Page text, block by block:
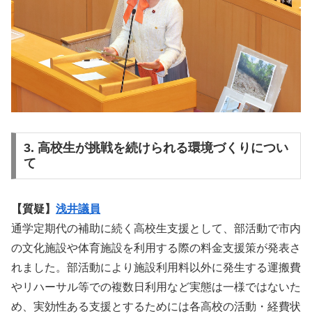
3. 高校生が挑戦を続けられる環境づくりについ
て
【質疑】 浅井議員
通学定期代の補助に続く高校生支援として、部活動で市内
の文化施設や体育施設を利用する際の料金支援策が発表さ
れました。部活動により施設利用料以外に発生する運搬費
やリハーサル等での複数日利用など実態は一様ではないた
め、実効性ある支援とするためには各高校の活動・経費状